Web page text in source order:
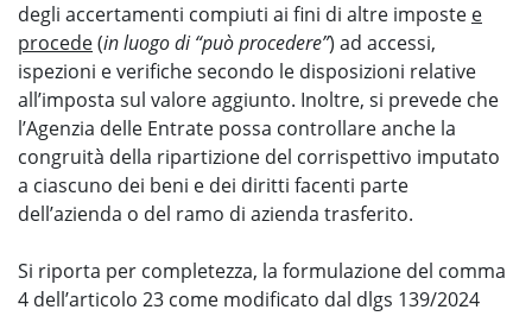
degli accertamenti compiuti ai fini di altre imposte e
procede(in luogo di “può procedere”) ad accessi,
ispezioni e verifiche secondo le disposizioni relative
all’imposta sul valore aggiunto. Inoltre, si prevede che
l’Agenzia delle Entrate possa controllare anche la
congruità della ripartizione del corrispettivo imputato
a ciascuno dei beni e dei diritti facenti parte
dell’azienda o del ramo di azienda trasferito.
Si riporta per completezza, la formulazione del comma
4 dell’articolo 23 come modificato dal dlgs 139/2024